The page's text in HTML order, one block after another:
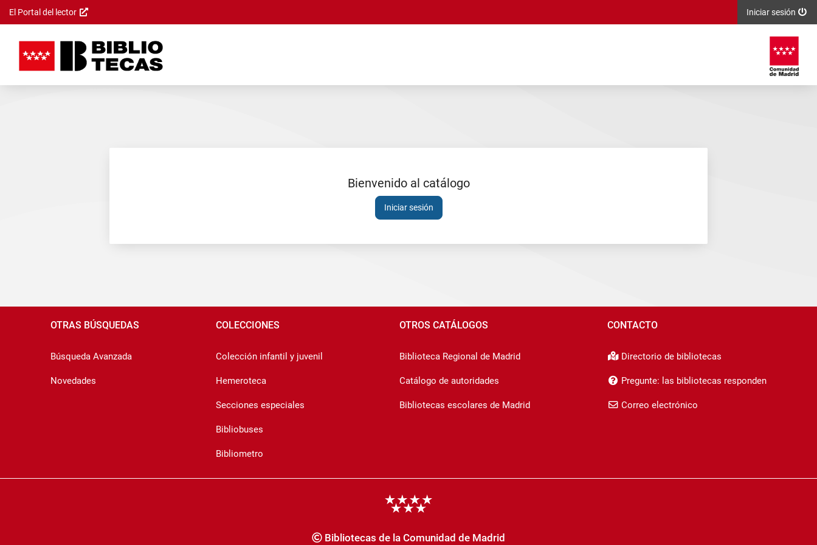
Saltar al
principal
El Portal del lector Iniciar sesión
Sesión
expirada
Bienvenido al catálogo
Iniciar sesión
OTRAS BÚSQUEDAS
Búsqueda Avanzada
Novedades
COLECCIONES
Colección infantil y juvenil
Hemeroteca
Secciones especiales
Bibliobuses
Bibliometro
OTROS CATÁLOGOS
Biblioteca Regional de Madrid
Catálogo de autoridades
Bibliotecas escolares de Madrid
CONTACTO
Directorio de bibliotecas
Pregunte: las bibliotecas responden
Correo electrónico
Bibliotecas de la Comunidad de Madrid